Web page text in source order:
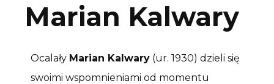
Marian Kalwary
Ocalały Marian Kalwary (ur. 1930) dzieli się
swoimi wspomnieniami od momentu